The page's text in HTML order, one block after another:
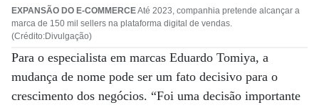
EXPANSÃO DO E-COMMERCEAté 2023, companhia pretende alcançar a
marca de 150 mil sellers na plataforma digital de vendas.
(Crédito:Divulgação)
Para o especialista em marcas Eduardo Tomiya, a
mudança de nome pode ser um fato decisivo para o
crescimento dos negócios. “Foi uma decisão importante